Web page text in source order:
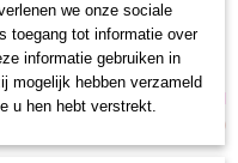
UW WINKELWAGEN
(0)
we onze sociale
toegang tot informatie over
informatie gebruiken in
mogelijk hebben verzameld
u hen hebt verstrekt.